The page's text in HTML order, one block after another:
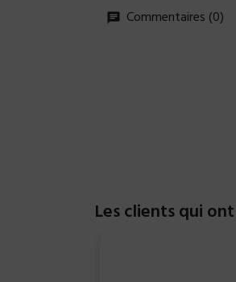
Commentaires (0)
Les clients qui